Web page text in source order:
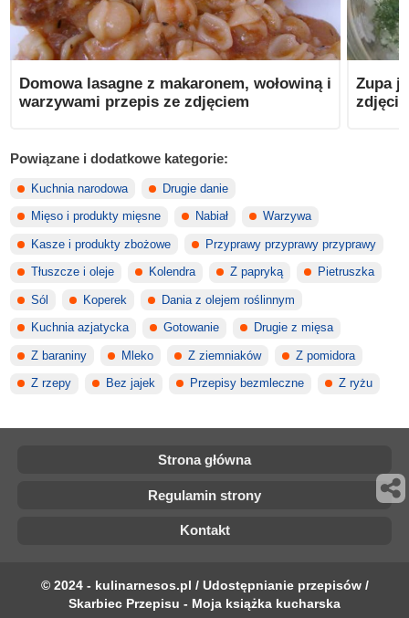
Domowa lasagne z makaronem, wołowiną i
warzywami przepis ze zdjęciem
Zupa
Powiązane i dodatkowe kategorie:
Kuchnia narodowa Drugie danie
Mięso i produkty mięsne Nabiał Warzywa
Kasze i produkty zbożowe Przyprawy przyprawy przyprawy
Tłuszcze i oleje Kolendra Z papryką Pietruszka
Sól Koperek Dania z olejem roślinnym
Kuchnia azjatycka Gotowanie Drugie z mięsa
Z baraniny Mleko Z ziemniaków Z pomidora
Z rzepy Bez jajek Przepisy bezmleczne Z ryżu
Strona główna
Regulamin strony
Kontakt
© 2024 - kulinarnesos.pl / Udostępnianie przepisów /
Skarbiec Przepisu - Moja książka kucharska